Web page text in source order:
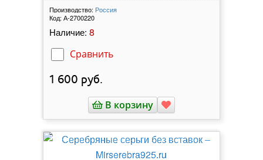
Производство: Россия
Код: А-2700220
Наличие: 8
Сравнить
1 600 руб.
В корзину